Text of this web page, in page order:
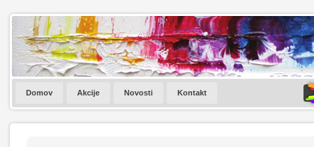
Domov Akcije Novosti Kontakt